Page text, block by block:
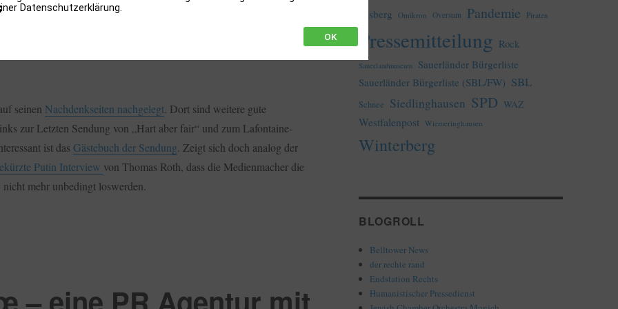
seinen Nachdenkseiten nachgelegt. Dort sind weitere gute
zur Letzten Sendung von „Hart aber fair“ und zum Lafontaine-
ist das Gästebuch der Sendung . Zeigt sich doch analog der
Putin Interview von Thomas Roth, dass die Medienmacher die
mehr unbedingt loswerden.
– eine PR Agentur mit
Olsberg Omikron Oversum Pandemie Piraten
Pressemitteilung Rock
Sauerlandmuseum
Sauerländer Bürgerliste
Sauerländer Bürgerliste (SBL/FW) SBL
Schnee Siedlinghausen SPD WAZ
Westfalenpost Wiemeringhausen
Winterberg
BLOGROLL
Belltower News
der rechte rand
Endstation Rechts
Humanistischer Pressedienst
Datenschutzerklärung.
OK